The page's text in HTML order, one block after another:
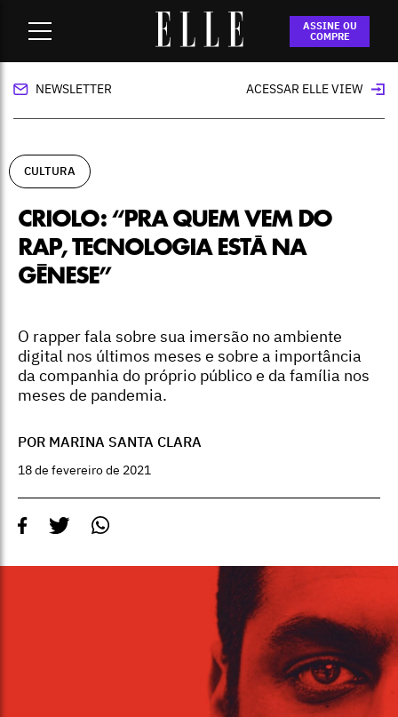
ASSINE OU
COMPRE
Criolo: “Pra quem vem do rap, tecnologia
está na gênese”
NEWSLETTER ACESSAR ELLE VIEW
CULTURA
CRIOLO: “PRA QUEM VEM DO
RAP, TECNOLOGIA ESTÁ NA
GÊNESE”
O rapper fala sobre sua imersão no ambiente
digital nos últimos meses e sobre a importância
da companhia do próprio público e da família nos
meses de pandemia.
POR MARINA SANTA CLARA
18 de fevereiro de 2021